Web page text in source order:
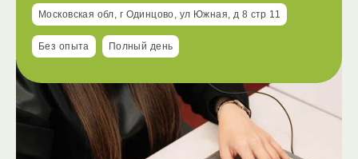
Московская обл, г Одинцово, ул Южная, д 8 стр 11
Без опыта Полный день